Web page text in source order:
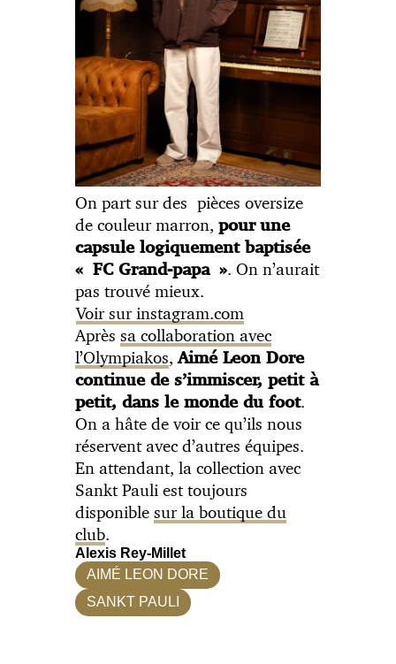
On part sur des pièces oversize
de couleur marron,pour une
capsule logiquement baptisée
« FC Grand-papa ». On n’aurait
pas trouvé mieux.
Voir sur instagram.com
Aprèssa collaboration avec
l’Olympiakos,Aimé Leon Dore
continue de s’immiscer, petit à
petit, dans le monde du foot.
On a hâte de voir ce qu’ils nous
réservent avec d’autres équipes.
En attendant, la collection avec
Sankt Pauli est toujours
disponiblesur la boutique du
club.
Alexis Rey-Millet
AIMÉ LEON DORE
SANKT PAULI